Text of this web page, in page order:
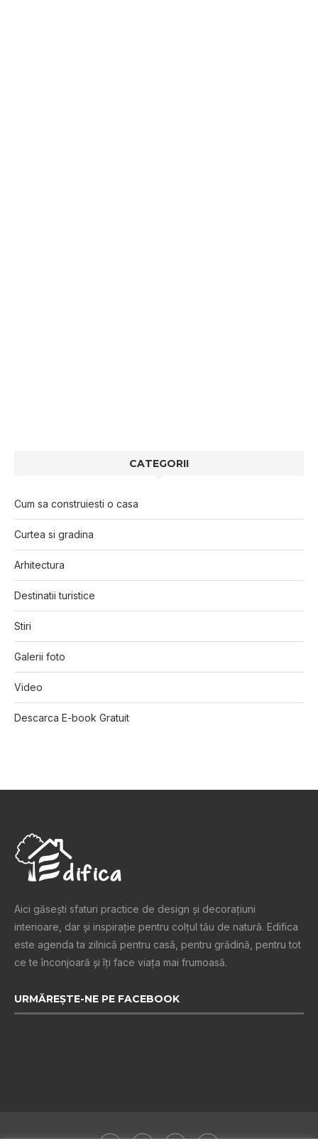
CATEGORII
Cum sa construiesti o casa
Curtea si gradina
Arhitectura
Destinatii turistice
Stiri
Galerii foto
Video
Descarca E-book Gratuit
Aici găsești sfaturi practice de design şi decoraţiuni
interioare, dar și inspiraţie pentru colţul tău de natură. Edifica
este agenda ta zilnică pentru casă, pentru grădină, pentru tot
ce te înconjoară şi îţi face viaţa mai frumoasă.
URMĂREȘTE-NE PE FACEBOOK